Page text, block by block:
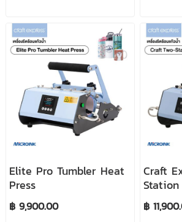
Elite Pro Tumbler Heat
Press
฿ 9,900.00
Craft
Station
(Touch
Blue)
฿